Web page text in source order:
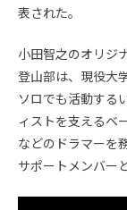
表された。
小田智之のオリジ
登山部は、現役大
ソロでも活動する
ィストを支えるベ
などのドラマーを
サポートメンバー